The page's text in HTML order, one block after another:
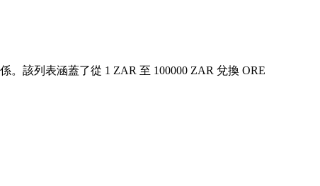
該列表涵蓋了從 1 ZAR 至 100000 ZAR 兌換 ORE